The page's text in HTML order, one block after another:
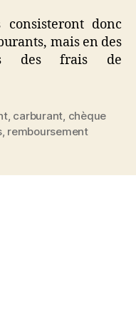
consisteront donc
mais en des
des frais de
, carburant, chèque
, remboursement